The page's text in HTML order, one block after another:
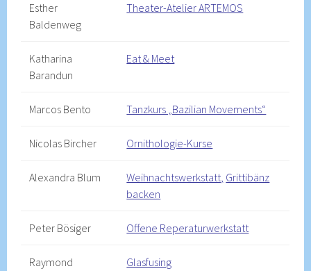
Esther
Baldenweg
Theater-Atelier ARTEMOS
Katharina
Barandun
Eat & Meet
Marcos Bento Tanzkurs „Bazilian Movements“
Nicolas Bircher Ornithologie-Kurse
Alexandra Blum Weihnachtswerkstatt, Grittibänz
backen
Peter Bösiger Offene Reperaturwerkstatt
Raymond
Glasfusing